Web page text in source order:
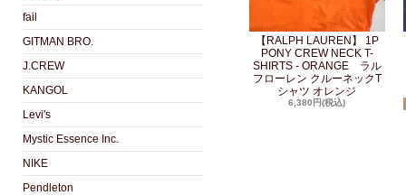
fail
GITMAN BRO.
J.CREW
KANGOL
Levi's
Mystic Essence Inc.
NIKE
Pendleton
【RALPH LAUREN】 1P
PONY CREW NECK T-
SHIRTS - ORANGE ラル
フローレン クルーネックT
シャツ オレンジ
6,380円(税込)